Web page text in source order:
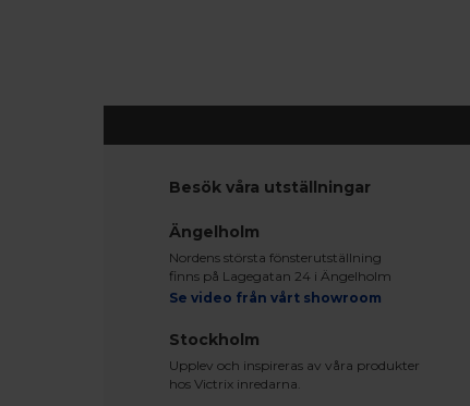
Besök våra utställningar
Ängelholm
Nordens största fönsterutställning
finns på Lagegatan 24 i Ängelholm
Se video från vårt showroom
Stockholm
Upplev och inspireras av våra produkter
hos Victrix inredarna.